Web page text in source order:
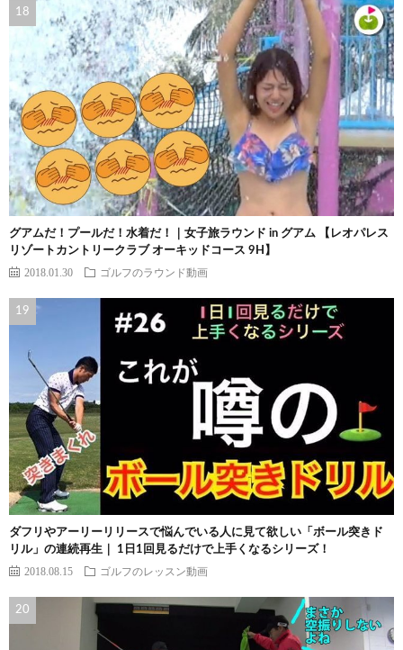
グアムだ！プールだ！水着だ！｜女子旅ラウンド in グアム 【レオパレス
リゾートカントリークラブ オーキッドコース 9H】
2018.01.30 ゴルフのラウンド動画
ダフリやアーリーリリースで悩んでいる人に見て欲しい「ボール突きド
リル」の連続再生｜ 1日1回見るだけで上手くなるシリーズ！
2018.08.15 ゴルフのレッスン動画